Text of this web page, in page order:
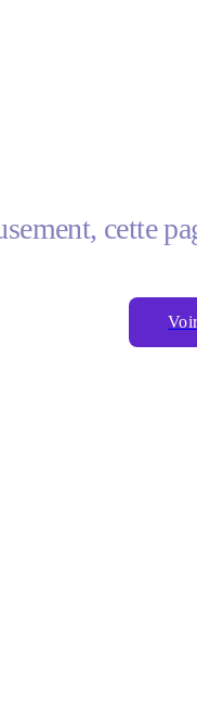
cette